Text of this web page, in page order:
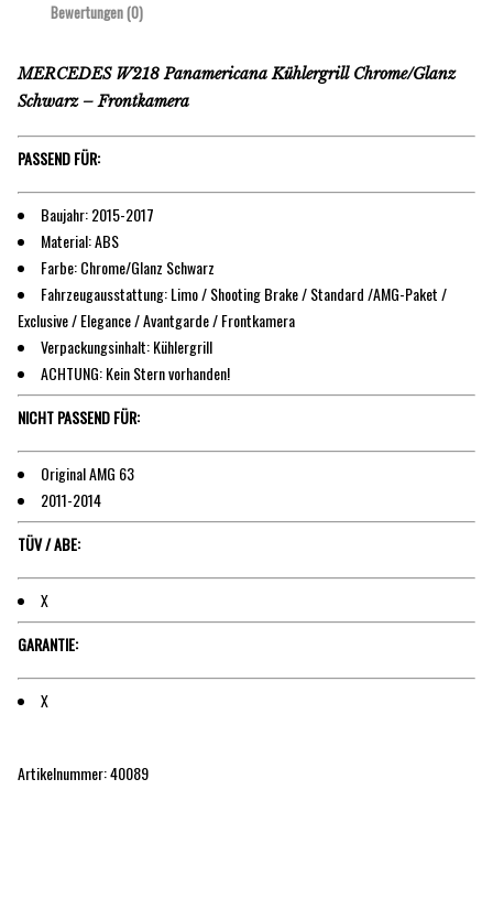
Bewertungen (0)
MERCEDES W218 Panamericana Kühlergrill Chrome/Glanz
Schwarz – Frontkamera
PASSEND FÜR:
Baujahr: 2015-2017
Material: ABS
Farbe: Chrome/Glanz Schwarz
Fahrzeugausstattung: Limo / Shooting Brake / Standard /AMG-Paket /
Exclusive / Elegance / Avantgarde / Frontkamera
Verpackungsinhalt: Kühlergrill
ACHTUNG: Kein Stern vorhanden!
NICHT PASSEND FÜR:
Original AMG 63
2011-2014
TÜV / ABE:
X
GARANTIE:
X
Artikelnummer: 40089